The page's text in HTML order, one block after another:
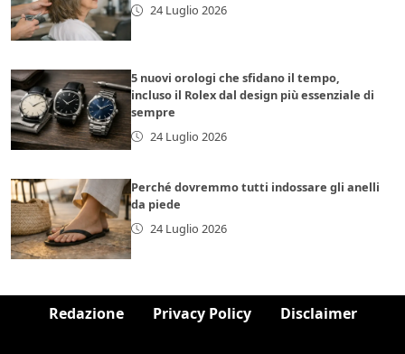
24 Luglio 2026
5 nuovi orologi che sfidano il tempo,
incluso il Rolex dal design più essenziale di
sempre
24 Luglio 2026
Perché dovremmo tutti indossare gli anelli
da piede
24 Luglio 2026
Redazione Privacy Policy Disclaimer